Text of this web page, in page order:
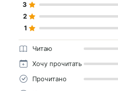
3
2
1
Читаю
Хочу прочитать
Прочитано